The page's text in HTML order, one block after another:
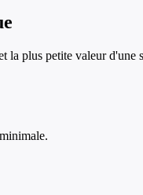
la plus petite valeur d'une